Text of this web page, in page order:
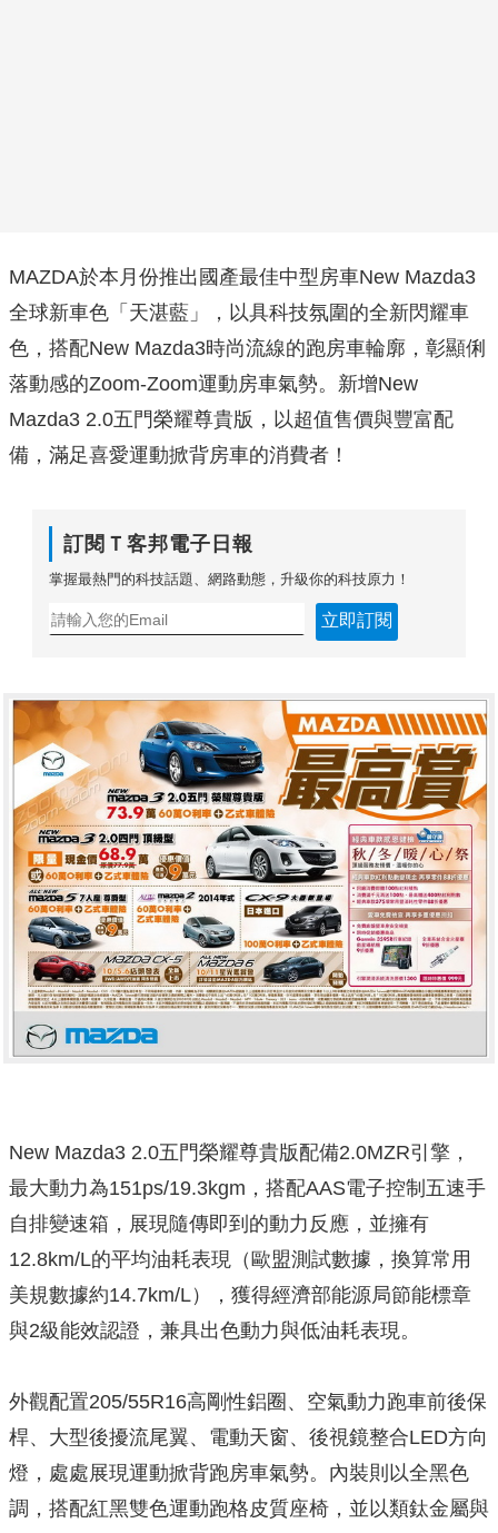
MAZDA於本月份推出國產最佳中型房車New Mazda3
全球新車色「天湛藍」，以具科技氛圍的全新閃耀車
色，搭配New Mazda3時尚流線的跑房車輪廓，彰顯俐
落動感的Zoom-Zoom運動房車氣勢。新增New
Mazda3 2.0五門榮耀尊貴版，以超值售價與豐富配
備，滿足喜愛運動掀背房車的消費者！
訂閱Ｔ客邦電子日報
掌握最熱門的科技話題、網路動態，升級你的科技原力！
立即訂閱
New Mazda3 2.0五門榮耀尊貴版配備2.0MZR引擎，
最大動力為151ps/19.3kgm，搭配AAS電子控制五速手
自排變速箱，展現隨傳即到的動力反應，並擁有
12.8km/L的平均油耗表現（歐盟測試數據，換算常用
美規數據約14.7km/L），獲得經濟部能源局節能標章
與2級能效認證，兼具出色動力與低油耗表現。
外觀配置205/55R16高剛性鋁圈、空氣動力跑車前後保
桿、大型後擾流尾翼、電動天窗、後視鏡整合LED方向
燈，處處展現運動掀背跑房車氣勢。內裝則以全黑色
調，搭配紅黑雙色運動跑格皮質座椅，並以類鈦金屬與